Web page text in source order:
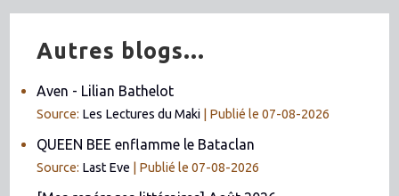
Autres blogs...
Aven - Lilian Bathelot
Source: Les Lectures du Maki Publié le 07-08-2026
QUEEN BEE enflamme le Bataclan
Source: Last Eve Publié le 07-08-2026